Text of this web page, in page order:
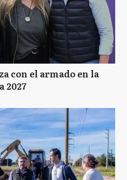
con el armado en la
2027